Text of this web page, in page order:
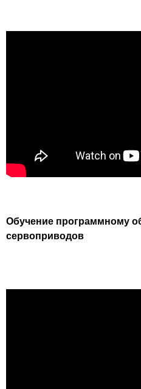
Обучение программному
сервоприводов